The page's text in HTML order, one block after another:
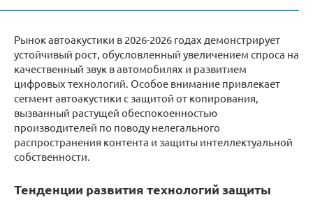
Рынок автоакустики в 2026-2026 годах демонстрирует
устойчивый рост, обусловленный увеличением спроса на
качественный звук в автомобилях и развитием
цифровых технологий. Особое внимание привлекает
сегмент автоакустики с защитой от копирования,
вызванный растущей обеспокоенностью
производителей по поводу нелегального
распространения контента и защиты интеллектуальной
собственности.
Тенденции развития технологий защиты